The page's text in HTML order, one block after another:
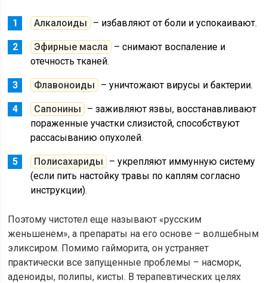
Алкалоиды – избавляют от боли и успокаивают.
Эфирные масла
– снимают воспаление и
отечность тканей.
Флавоноиды – уничтожают вирусы и бактерии.
Сапонины
– заживляют язвы, восстанавливают
пораженные участки слизистой, способствуют
рассасыванию опухолей.
Полисахариды
– укрепляют иммунную систему
(если пить настойку травы по каплям согласно
инструкции).
Поэтому чистотел еще называют «русским
женьшенем», а препараты на его основе – волшебным
эликсиром. Помимо гайморита, он устраняет
практически все запущенные проблемы – насморк,
аденоиды, полипы, кисты. В терапевтических целях